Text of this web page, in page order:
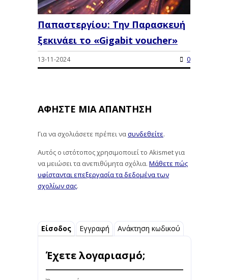
Παπαστεργίου: Την Παρασκευή
ξεκινάει το «Gigabit voucher»
13-11-2024 0
ΑΦΉΣΤΕ ΜΙΑ ΑΠΆΝΤΗΣΗ
Για να σχολιάσετε πρέπει νασυνδεθείτε.
Αυτός ο ιστότοπος χρησιμοποιεί το Akismet για
να μειώσει τα ανεπιθύμητα σχόλια. Μάθετε πώς
υφίστανται επεξεργασία τα δεδομένα των
σχολίων σας.
Είσοδος Εγγραφή Ανάκτηση κωδικού
Έχετε λογαριασμό;